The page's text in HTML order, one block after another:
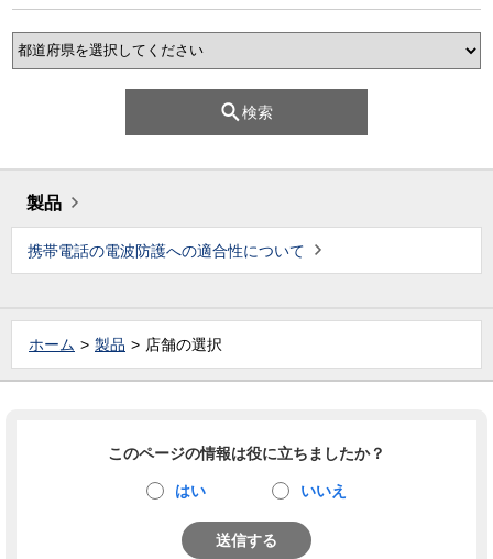
検索
製品
携帯電話の電波防護への適合性について
ホーム 製品 店舗の選択
このページの情報は役に立ちましたか？
はい いいえ
送信する